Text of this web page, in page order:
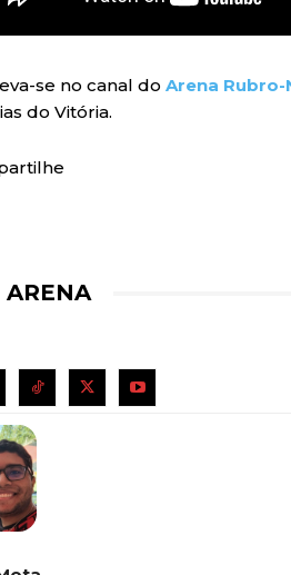
se no canal do Arena Rubro-
do Vitória.
ARENA